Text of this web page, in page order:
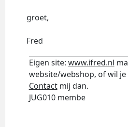
groet,
Fred
Eigen site: www.ifred.nl
website/webshop, of wil
Contactmij dan.
JUG010 membe